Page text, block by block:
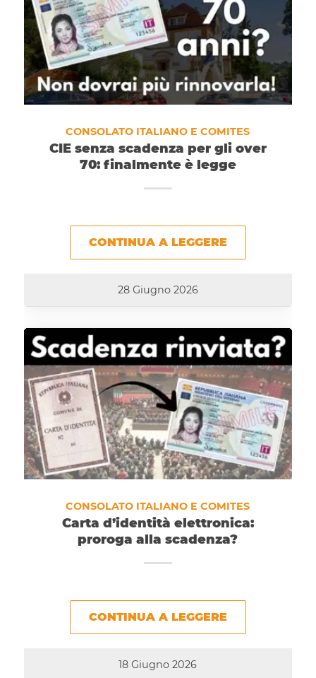
CONSOLATO ITALIANO E COMITES
CIE senza scadenza per gli over
70: finalmente è legge
CONTINUA A LEGGERE
28 Giugno 2026
CONSOLATO ITALIANO E COMITES
Carta d’identità elettronica:
proroga alla scadenza?
CONTINUA A LEGGERE
18 Giugno 2026